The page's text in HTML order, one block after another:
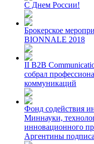
С Днем России!
Брокерское
BIONNALE 2018
II B2B
собрал
коммуникаций
Фонд содействия
Миннауки,
инновационного
Аргентины